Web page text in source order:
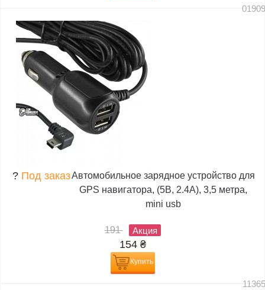
? Под заказАвтомобильное зарядное устройство для
GPS навигатора, (5В, 2.4А), 3,5 метра,
mini usb
191 Акция
154 ₴
Купить